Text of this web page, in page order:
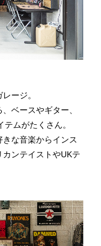
ージ。
ベースやギター、
ムがたくさん。
きな音楽からインス
ンテイストやUKテ